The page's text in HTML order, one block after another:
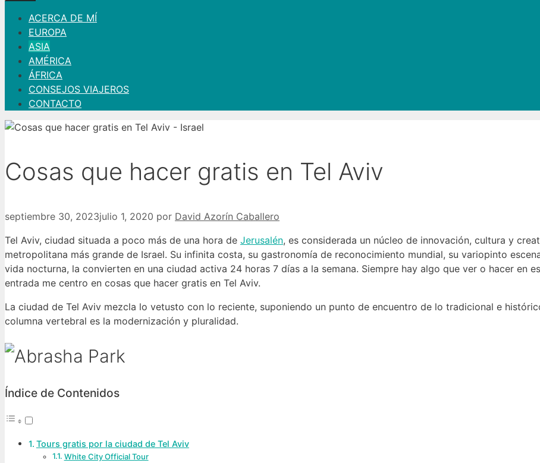
ACERCA DE MÍ
EUROPA
ASIA
AMÉRICA
ÁFRICA
CONSEJOS VIAJEROS
CONTACTO
Cosas que hacer gratis en Tel Aviv
septiembre 30, 2023julio 1, 2020 por David Azorín Caballero
Tel Aviv, ciudad situada a poco más de una hora de Jerusalén, es considerada un núcleo de innovación, cultura y
metropolitana más grande de Israel. Su infinita costa, su gastronomía de reconocimiento mundial, su variopinto
vida nocturna, la convierten en una ciudad activa 24 horas 7 días a la semana. Siempre hay algo que ver o hacer en
entrada me centro en cosas que hacer gratis en Tel Aviv.
La ciudad de Tel Aviv mezcla lo vetusto con lo reciente, suponiendo un punto de encuentro de lo tradicional e
columna vertebral es la modernización y pluralidad.
Índice de Contenidos
Tours gratis por la ciudad de Tel Aviv
White City Official Tour